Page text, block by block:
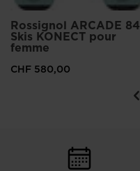
Rossignol ARCADE 84
Skis KONECT pour
femme
CHF 580,00